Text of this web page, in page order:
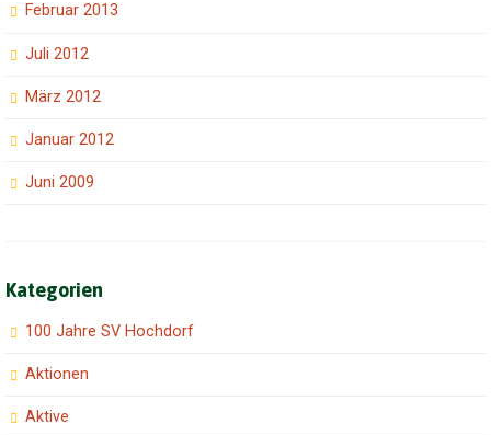
Februar 2013
Juli 2012
März 2012
Januar 2012
Juni 2009
Kategorien
100 Jahre SV Hochdorf
Aktionen
Aktive